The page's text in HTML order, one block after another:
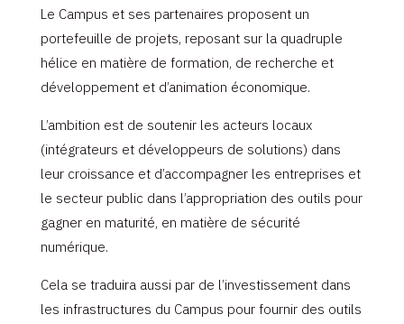
Le Campus et ses partenaires proposent un
portefeuille de projets, reposant sur la quadruple
hélice en matière de formation, de recherche et
développement et d’animation économique.
L’ambition est de soutenir les acteurs locaux
(intégrateurs et développeurs de solutions) dans
leur croissance et d’accompagner les entreprises et
le secteur public dans l’appropriation des outils pour
gagner en maturité, en matière de sécurité
numérique.
Cela se traduira aussi par de l’investissement dans
les infrastructures du Campus pour fournir des outils